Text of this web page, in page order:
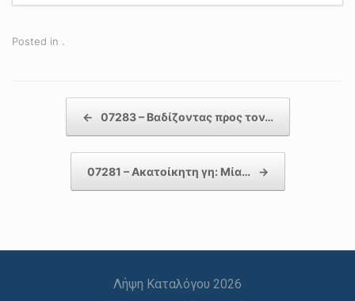
Posted in .
← 07283 – Βαδίζοντας προς τον…
07281 – Ακατοίκητη γη: Μία… →
Λήψη Καταλόγου 2026